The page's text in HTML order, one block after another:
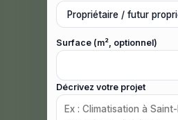
Surface (m², optionnel)
Décrivez votre projet